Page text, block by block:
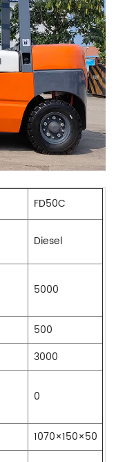
FD50C
Diesel
5000
500
3000
0
1070×150×50